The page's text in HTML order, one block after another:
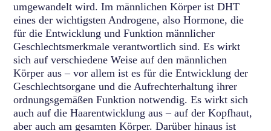
umgewandelt wird. Im männlichen Körper ist DHT
eines der wichtigsten Androgene, also Hormone, die
für die Entwicklung und Funktion männlicher
Geschlechtsmerkmale verantwortlich sind. Es wirkt
sich auf verschiedene Weise auf den männlichen
Körper aus – vor allem ist es für die Entwicklung der
Geschlechtsorgane und die Aufrechterhaltung ihrer
ordnungsgemäßen Funktion notwendig. Es wirkt sich
auch auf die Haarentwicklung aus – auf der Kopfhaut,
aber auch am gesamten Körper. Darüber hinaus ist